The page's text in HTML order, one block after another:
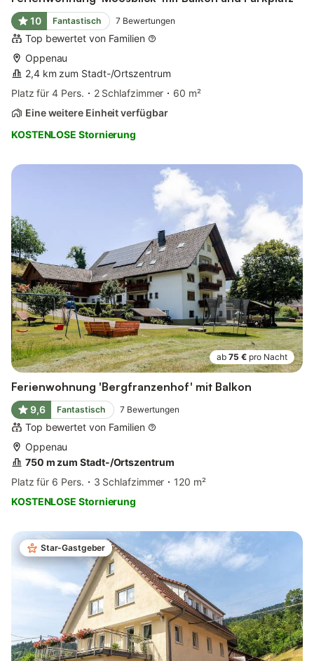
10 Fantastisch 7 Bewertungen
Top bewertet von Familien
Oppenau
2,4 km zum Stadt-/Ortszentrum
Platz für 4 Pers.
2 Schlafzimmer
60 m²
Eine weitere Einheit verfügbar
KOSTENLOSE Stornierung
ab 75 € pro Nacht
Ferienwohnung 'Bergfranzenhof' mit Balkon
9,6 Fantastisch 7 Bewertungen
Top bewertet von Familien
Oppenau
750 m zum Stadt-/Ortszentrum
Platz für 6 Pers.
3 Schlafzimmer
120 m²
KOSTENLOSE Stornierung
Star-Gastgeber